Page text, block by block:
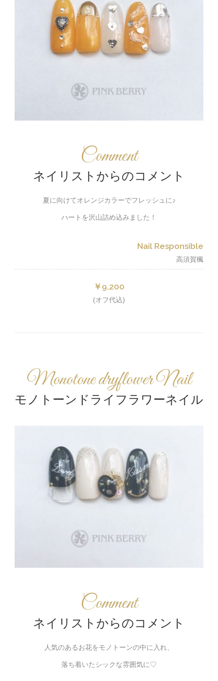
Comment
ネイリストからのコメント
夏に向けてオレンジカラーでフレッシュに♪
ハートを沢山詰め込みました！
Nail Responsible
高須賀楓
￥9,200
(オフ代込)
Monotone dryflower Nail
モノトーンドライフラワーネイル
Comment
ネイリストからのコメント
人気のあるお花をモノトーンの中に入れ、
落ち着いたシックな雰囲気に♡